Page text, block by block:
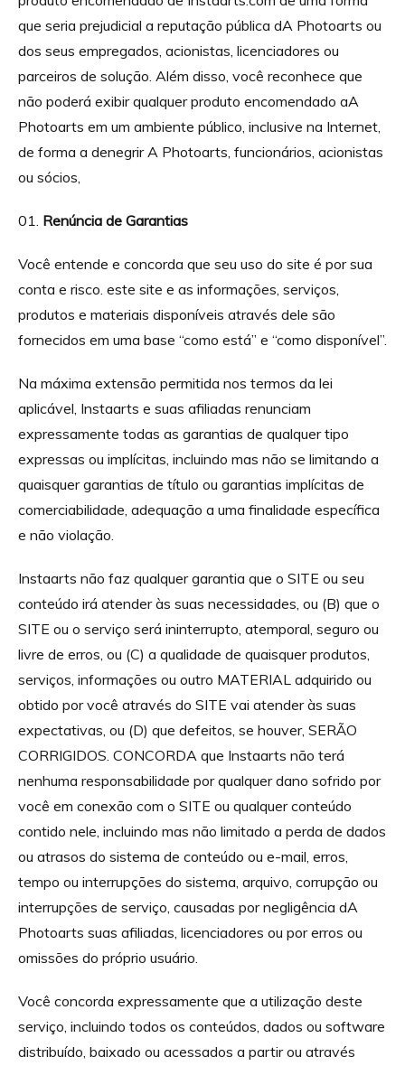
que seria prejudicial a reputação pública dA Photoarts ou
dos seus empregados, acionistas, licenciadores ou
parceiros de solução. Além disso, você reconhece que
não poderá exibir qualquer produto encomendado aA
Photoarts em um ambiente público, inclusive na Internet,
de forma a denegrir A Photoarts, funcionários, acionistas
ou sócios,
Renúncia de Garantias
Você entende e concorda que seu uso do site é por sua
conta e risco. este site e as informações, serviços,
produtos e materiais disponíveis através dele são
fornecidos em uma base “como está” e “como disponível”.
Na máxima extensão permitida nos termos da lei
aplicável, Instaarts e suas afiliadas renunciam
expressamente todas as garantias de qualquer tipo
expressas ou implícitas, incluindo mas não se limitando a
quaisquer garantias de título ou garantias implícitas de
comerciabilidade, adequação a uma finalidade específica
e não violação.
Instaarts não faz qualquer garantia que o SITE ou seu
conteúdo irá atender às suas necessidades, ou (B) que o
SITE ou o serviço será ininterrupto, atemporal, seguro ou
livre de erros, ou (C) a qualidade de quaisquer produtos,
serviços, informações ou outro MATERIAL adquirido ou
obtido por você através do SITE vai atender às suas
expectativas, ou (D) que defeitos, se houver, SERÃO
CORRIGIDOS. CONCORDA que Instaarts não terá
nenhuma responsabilidade por qualquer dano sofrido por
você em conexão com o SITE ou qualquer conteúdo
contido nele, incluindo mas não limitado a perda de dados
ou atrasos do sistema de conteúdo ou e-mail, erros,
tempo ou interrupções do sistema, arquivo, corrupção ou
interrupções de serviço, causadas por negligência dA
Photoarts suas afiliadas, licenciadores ou por erros ou
omissões do próprio usuário.
Você concorda expressamente que a utilização deste
serviço, incluindo todos os conteúdos, dados ou software
distribuído, baixado ou acessados a partir ou através